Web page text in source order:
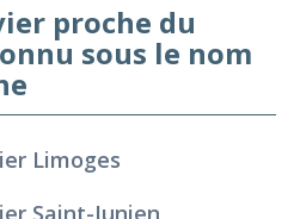
proche du
sous le nom
Limoges
Saint-Junien